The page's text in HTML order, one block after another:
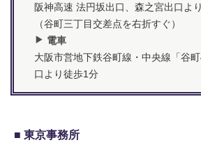
阪神高速 法円坂出口、森之宮出口よ
（谷町三丁目交差点を右折すぐ）
電車
大阪市営地下鉄谷町線・中央線「谷
口より徒歩1分
東京事務所